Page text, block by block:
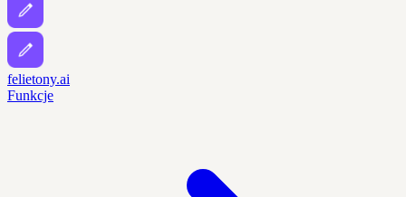
felietony.ai
Funkcje